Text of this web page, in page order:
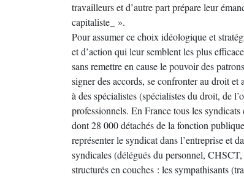
travailleurs et d’autre part prépare leur
capitaliste_ ».
Pour assumer ce choix idéologique et
et d’action qui leur semblent les plus
sans remettre en cause le pouvoir des
signer des accords, se confronter au droit et
à des spécialistes (spécialistes du droit, de
professionnels. En France tous les
dont 28 000 détachés de la fonction
représenter le syndicat dans l’entreprise et
syndicales (délégués du personnel,
structurés en couches : les sympathisants